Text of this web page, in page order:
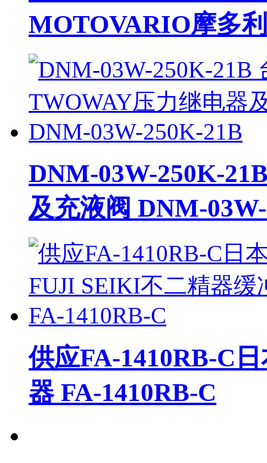
MOTOVARIO摩多
DNM-03W-250K-
及充液阀 DNM-
供应FA-1410RB-C
器 FA-1410RB-C